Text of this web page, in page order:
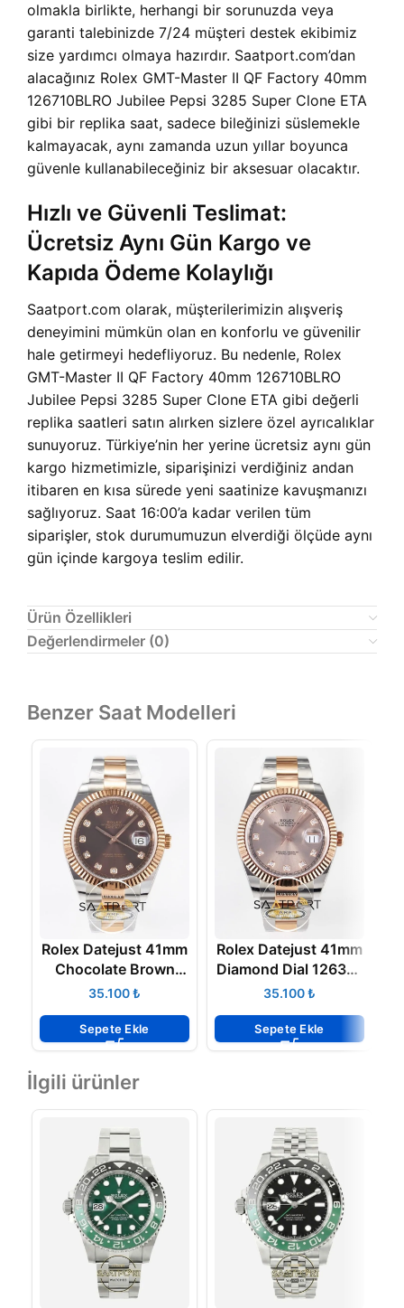
olmakla birlikte, herhangi bir sorunuzda veya
garanti talebinizde 7/24 müşteri destek ekibimiz
size yardımcı olmaya hazırdır. Saatport.com’dan
alacağınız Rolex GMT-Master II QF Factory 40mm
126710BLRO Jubilee Pepsi 3285 Super Clone ETA
gibi bir replika saat, sadece bileğinizi süslemekle
kalmayacak, aynı zamanda uzun yıllar boyunca
güvenle kullanabileceğiniz bir aksesuar olacaktır.
Hızlı ve Güvenli Teslimat:
Ücretsiz Aynı Gün Kargo ve
Kapıda Ödeme Kolaylığı
Saatport.com olarak, müşterilerimizin alışveriş
deneyimini mümkün olan en konforlu ve güvenilir
hale getirmeyi hedefliyoruz. Bu nedenle, Rolex
GMT-Master II QF Factory 40mm 126710BLRO
Jubilee Pepsi 3285 Super Clone ETA gibi değerli
replika saatleri satın alırken sizlere özel ayrıcalıklar
sunuyoruz. Türkiye’nin her yerine ücretsiz aynı gün
kargo hizmetimizle, siparişinizi verdiğiniz andan
itibaren en kısa sürede yeni saatinize kavuşmanızı
sağlıyoruz. Saat 16:00’a kadar verilen tüm
siparişler, stok durumumuzun elverdiği ölçüde aynı
gün içinde kargoya teslim edilir.
Ürün Özellikleri
Değerlendirmeler (0)
Benzer Saat Modelleri
Rolex Datejust 41mm
Chocolate Brown
Diamond Dial 126331
Clone Eta Saat
₺
Sepete Ekle
Rolex Datejust 41mm
Diamond Dial 126331
Oyster Arf Factory
Clone Eta Saat
₺
Sepete Ekle
İlgili ürünler